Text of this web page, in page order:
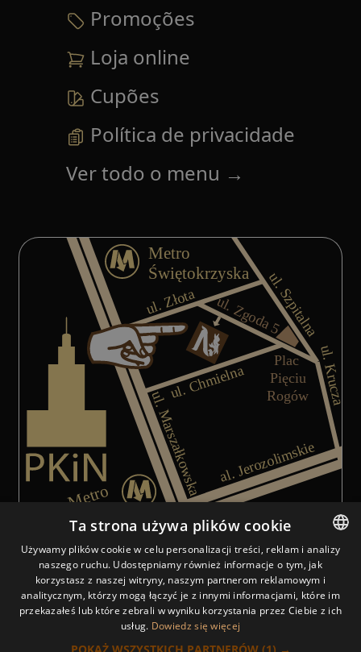
Promoções
Loja online
Cupões
Política de privacidade
Ver todo o menu →
Mapa do centro de Varsóvia, mostrando a localização
POLISH
POLISH
Ta strona używa plików cookie
Używamy plików cookie w celu personalizacji treści, reklam i analizy
naszego ruchu. Udostępniamy również informacje o tym, jak
korzystasz z naszej witryny, naszym partnerom reklamowym i
analitycznym, którzy mogą łączyć je z innymi informacjami, które im
przekazałeś lub które zebrali w wyniku korzystania przez Ciebie z ich
usług. Dowiedz się więcej